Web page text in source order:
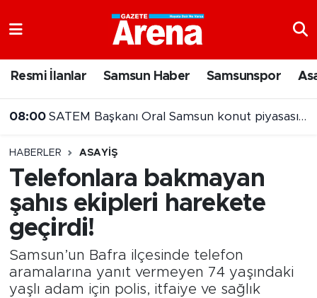
Resmi İlanlar Samsun Haber Samsunspor
08:00 SATEM Başkanı Oral Samsun konut piyasasını değerlendirdi
HABERLER ASAYIŞ
Telefonlara bakmayan
şahıs ekipleri harekete
geçirdi!
Samsun’un Bafra ilçesinde telefon
aramalarına yanıt vermeyen 74 yaşındaki
yaşlı adam için polis, itfaiye ve sağlık
Samsun Namaz Vakitleri
Trafik Durumu
Süper Lig Puan Durumu ve Fikstür
Tüm Manşetler
Son Dakika Haberleri